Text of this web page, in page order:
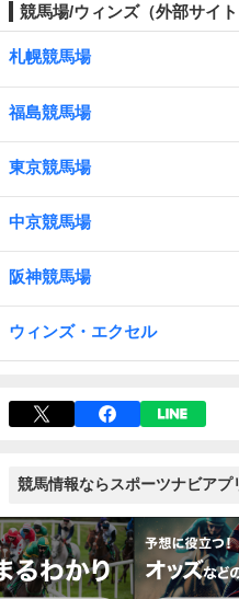
競馬場/ウィンズ（外部サイト
札幌競馬場
福島競馬場
東京競馬場
中京競馬場
阪神競馬場
ウィンズ・エクセル
競馬情報ならスポーツナビアプ